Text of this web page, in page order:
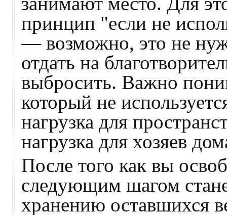
принцип "если не
— возможно, это не
отдать на
выбросить. Важно
который не
нагрузка для
нагрузка для хозяев
После того как вы
следующим шагом
хранению оставшихся